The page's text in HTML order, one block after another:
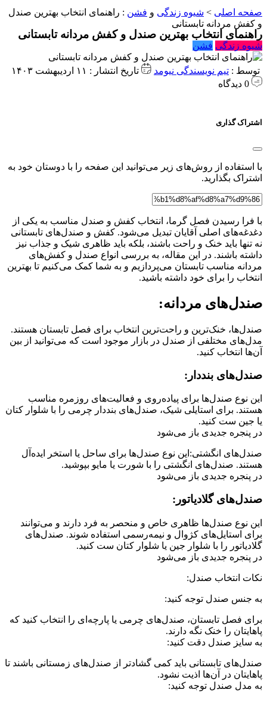
صفحه اصلی > شیوه زندگی و فشن : راهنمای انتخاب بهترین صندل
و کفش مردانه تابستانی
راهنمای انتخاب بهترین صندل و کفش مردانه تابستانی
شیوه زندگی فشن
توسط : تیم نویسندگی نیومد
تاریخ انتشار : ۱۱ اردیبهشت ۱۴۰۳
اشتراک گذاری
با استفاده از روش‌های زیر می‌توانید این صفحه را با دوستان خود به
اشتراک بگذارید.
با فرا رسیدن فصل گرما، انتخاب کفش و صندل مناسب به یکی از
دغدغه‌های اصلی آقایان تبدیل می‌شود. کفش و صندل‌های تابستانی
نه تنها باید خنک و راحت باشند، بلکه باید ظاهری شیک و جذاب نیز
داشته باشند. در این مقاله، به بررسی انواع صندل و کفش‌های
مردانه مناسب تابستان می‌پردازیم و به شما کمک می‌کنیم تا بهترین
انتخاب را برای خود داشته باشید.
صندل‌های مردانه:
صندل‌ها، خنک‌ترین و راحت‌ترین انتخاب برای فصل تابستان هستند.
مدل‌های مختلفی از صندل در بازار موجود است که می‌توانید از بین
آن‌ها انتخاب کنید.
صندل‌های بنددار:
این نوع صندل‌ها برای پیاده‌روی و فعالیت‌های روزمره مناسب
هستند. برای استایلی شیک، صندل‌های بنددار چرمی را با شلوار کتان
یا جین ست کنید.
در پنجره جدیدی باز می‌شود
صندل‌های انگشتی:این نوع صندل‌ها برای ساحل یا استخر ایده‌آل
هستند. صندل‌های انگشتی را با شورت یا مایو بپوشید.
در پنجره جدیدی باز می‌شود
صندل‌های گلادیاتور:
این نوع صندل‌ها ظاهری خاص و منحصر به فرد دارند و می‌توانند
برای استایل‌های کژوال و نیمه‌رسمی استفاده شوند. صندل‌های
گلادیاتور را با شلوار جین یا شلوار کتان ست کنید.
در پنجره جدیدی باز می‌شود
نکات انتخاب صندل:
به جنس صندل توجه کنید:
برای فصل تابستان، صندل‌های چرمی یا پارچه‌ای را انتخاب کنید که
پاهایتان را خنک نگه دارند.
به سایز صندل دقت کنید:
صندل‌های تابستانی باید کمی گشادتر از صندل‌های زمستانی باشند تا
پاهایتان در آن‌ها اذیت نشود.
به مدل صندل توجه کنید: